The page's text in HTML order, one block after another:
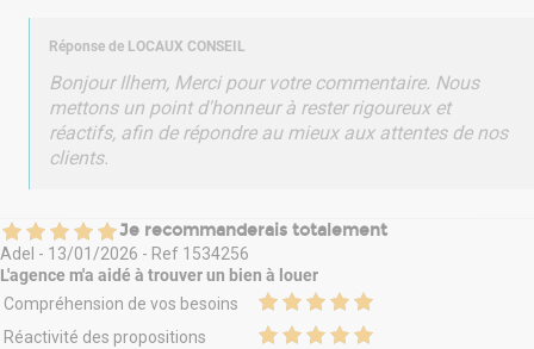
Réponse de LOCAUX CONSEIL
Bonjour Ilhem, Merci pour votre commentaire. Nous
mettons un point d'honneur à rester rigoureux et
réactifs, afin de répondre au mieux aux attentes de nos
clients.
Je recommanderais totalement
Adel - 13/01/2026 - Ref 1534256
L'agence m'a aidé à trouver un bien à louer
Compréhension de vos besoins
Réactivité des propositions